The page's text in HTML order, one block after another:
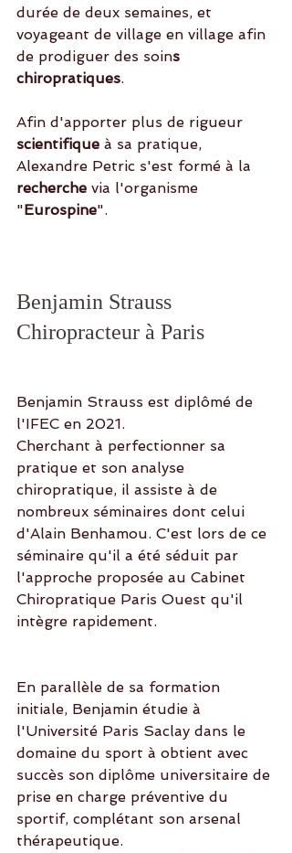
durée de deux semaines, et
voyageant de village en village afin
de prodiguer des soins
chiropratiques.
Afin d'apporter plus de rigueur
scientifique à sa pratique,
Alexandre Petric s'est formé à la
recherche via l'organisme
"Eurospine".
Benjamin Strauss
Chiropracteur à Paris
Benjamin Strauss est diplômé de
l'IFEC en 2021.
Cherchant à perfectionner sa
pratique et son analyse
chiropratique, il assiste à de
nombreux séminaires dont celui
d'Alain Benhamou. C'est lors de ce
séminaire qu'il a été séduit par
l'approche proposée au Cabinet
Chiropratique Paris Ouest qu'il
intègre rapidement.
En parallèle de sa formation
initiale, Benjamin étudie à
l'Université Paris Saclay dans le
domaine du sport à obtient avec
succès son diplôme universitaire de
prise en charge préventive du
sportif, complétant son arsenal
thérapeutique.